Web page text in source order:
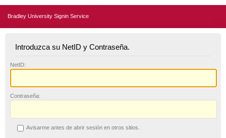
Bradley University Signin Service
Introduzca su NetID y Contraseña.
NetID:
Contraseña:
Avisarme antes de abrir sesión en otros sitios.